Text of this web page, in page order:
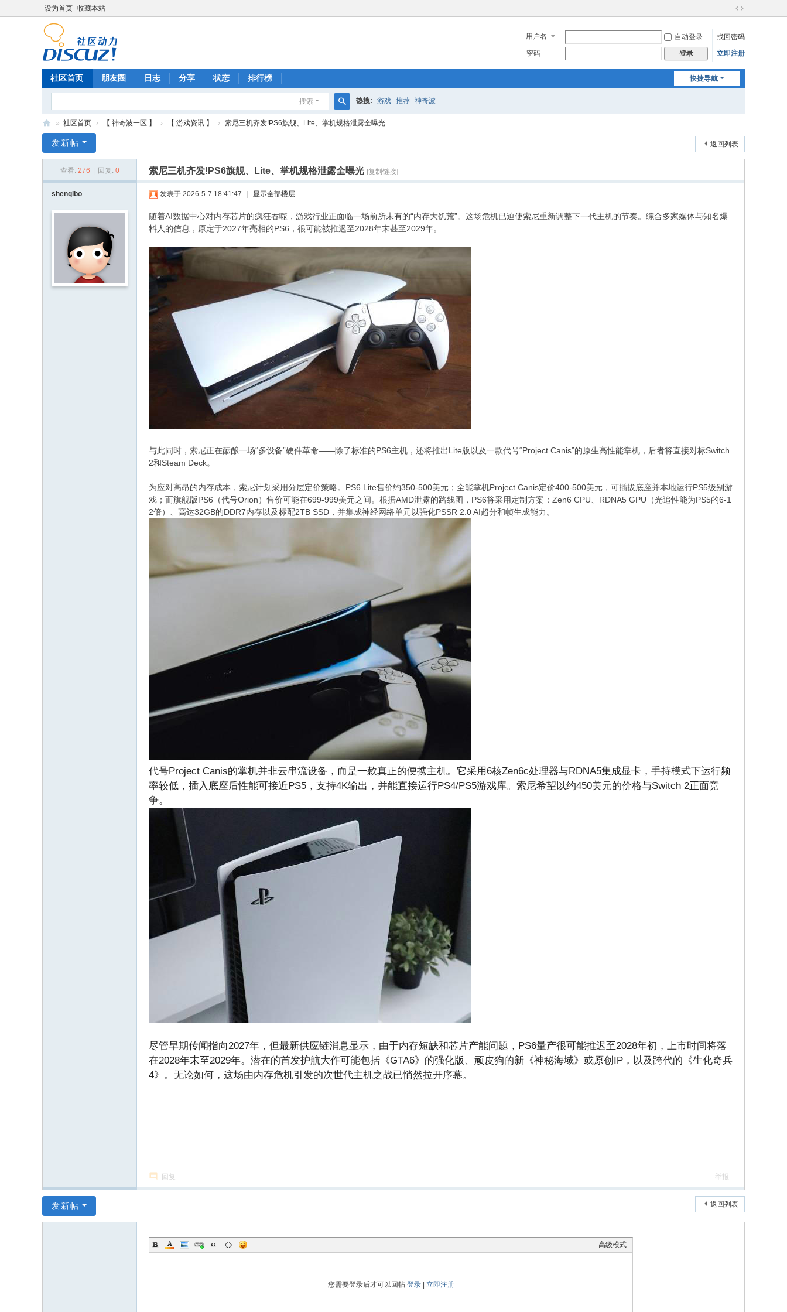
设为首页 收藏本站
切
到
宽
用户名 自动登录
找回密码
密码
登录 立即注册
快捷导航
社区首页 朋友圈 日志 分享 状态 排行榜
搜索
搜
热搜: 游戏 推荐 神奇波
奇
» 社区首页 › 【 神奇波一区 】 › 【 游戏资讯 】 › 索尼三机齐发!PS6旗舰、Lite、掌机规格泄露全曝光 ...
返回列表
发新帖
查看: 276 回复: 0 索尼三机齐发!PS6旗舰、Lite、掌机规格泄露全曝光 [复制链接]
shenqibo 发表于 2026-5-7 18:41:47 显示全部楼层
随着AI数据中心对内存芯片的疯狂吞噬，游戏行业正面临一场前所未有的“内存大饥荒”。这场危机已迫使索尼重新调整下一代主机的节奏。综合多家媒体与知名爆
料人的信息，原定于2027年亮相的PS6，很可能被推迟至2028年末甚至2029年。
与此同时，索尼正在酝酿一场“多设备”硬件革命——除了标准的PS6主机，还将推出Lite版以及一款代号“Project Canis”的原生高性能掌机，后者将直接对标Switch
2和Steam Deck。
为应对高昂的内存成本，索尼计划采用分层定价策略。PS6 Lite售价约350-500美元；全能掌机Project Canis定价400-500美元，可插拔底座并本地运行PS5级别游
戏；而旗舰版PS6（代号Orion）售价可能在699-999美元之间。根据AMD泄露的路线图，PS6将采用定制方案：Zen6 CPU、RDNA5 GPU（光追性能为PS5的6-1
2倍）、高达32GB的DDR7内存以及标配2TB SSD，并集成神经网络单元以强化PSSR 2.0 AI超分和帧生成能力。
代号Project Canis的掌机并非云串流设备，而是一款真正的便携主机。它采用6核Zen6c处理器与RDNA5集成显卡，手持模式下运行频
率较低，插入底座后性能可接近PS5，支持4K输出，并能直接运行PS4/PS5游戏库。索尼希望以约450美元的价格与Switch 2正面竞
争。
尽管早期传闻指向2027年，但最新供应链消息显示，由于内存短缺和芯片产能问题，PS6量产很可能推迟至2028年初，上市时间将落
在2028年末至2029年。潜在的首发护航大作可能包括《GTA6》的强化版、顽皮狗的新《神秘海域》或原创IP，以及跨代的《生化奇兵
4》。无论如何，这场由内存危机引发的次世代主机之战已悄然拉开序幕。
回复 举报
返回列表
发新帖
高级模式
您需要登录后才可以回帖 登录| 立即注册